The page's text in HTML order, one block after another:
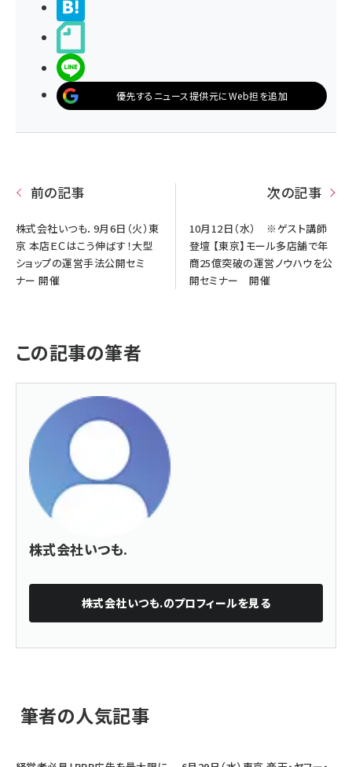
優先するニュース提供元にWeb担を追加
前の記事
株式会社いつも．9月6日（火）東
京 本店ＥＣはこう伸ばす！大型
ショップの運営手法公開セミ
ナー 開催
次の記事
10月12日（水） ※ゲスト講師
登壇 【東京】モール多店舗で年
商25億突破の運営ノウハウを公
開セミナー 開催
この記事の筆者
株式会社いつも.
株式会社いつも.のプロフィールを見る
筆者の人気記事